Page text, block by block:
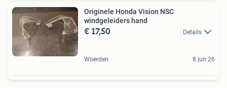
Originele Honda Vision NSC
windgeleiders hand
€ 17,50 Details
Woerden 8 jun 26